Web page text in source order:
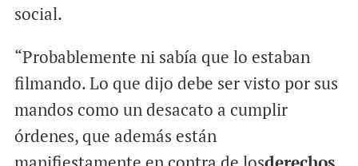
social.
“Probablemente ni sabía que lo estaban
filmando. Lo que dijo debe ser visto por sus
mandos como un desacato a cumplir
órdenes, que además están